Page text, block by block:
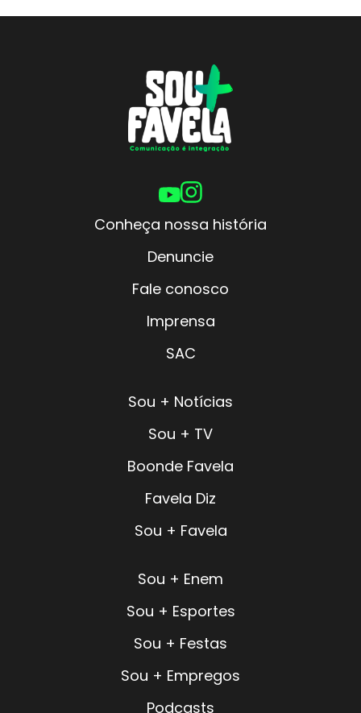
Conheça nossa história
Denuncie
Fale conosco
Imprensa
SAC
Sou + Notícias
Sou + TV
Boonde Favela
Favela Diz
Sou + Favela
Sou + Enem
Sou + Esportes
Sou + Festas
Sou + Empregos
Podcasts